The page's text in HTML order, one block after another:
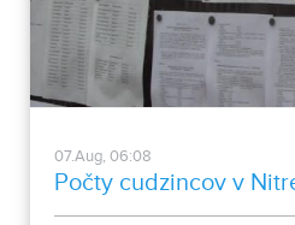
07.Aug, 06:08
Počty cudzincov v